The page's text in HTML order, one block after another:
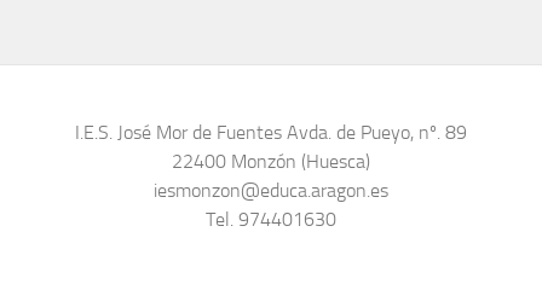
I.E.S. José Mor de Fuentes Avda. de Pueyo, nº. 89
22400 Monzón (Huesca)
iesmonzon@educa.aragon.es
Tel. 974401630